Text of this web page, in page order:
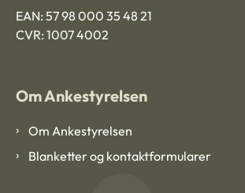
EAN: 57 98 000 35 48 21
CVR: 1007 4002
Om Ankestyrelsen
Om Ankestyrelsen
Blanketter og kontaktformularer